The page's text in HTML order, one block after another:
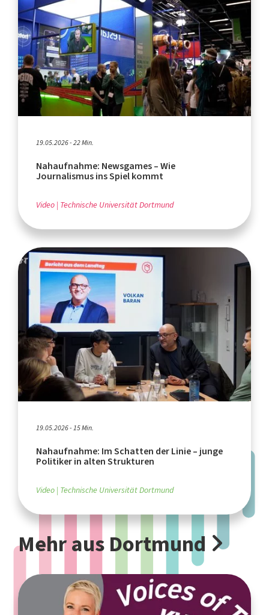
19.05.2026 - 22 Min.
Nahaufnahme: Newsgames – Wie
Journalismus ins Spiel kommt
Video Technische Universität Dortmund
19.05.2026 - 15 Min.
Nahaufnahme: Im Schatten der Linie – junge
Politiker in alten Strukturen
Video Technische Universität Dortmund
Mehr aus Dortmund